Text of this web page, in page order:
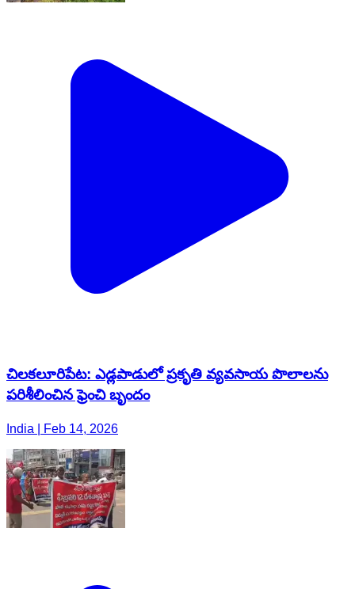
చిలకలూరిపేట: ఎడ్లపాడులో ప్రకృతి వ్యవసాయ పొలాలను
పరిశీలించిన ఫ్రెంచి బృందం
India | Feb 14, 2026